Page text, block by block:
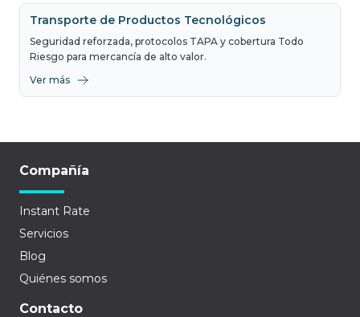
Transporte de Productos Tecnológicos
Seguridad reforzada, protocolos TAPA y cobertura Todo
Riesgo para mercancía de alto valor.
Ver más
Compañía
Instant Rate
Servicios
Blog
Quiénes somos
Contacto